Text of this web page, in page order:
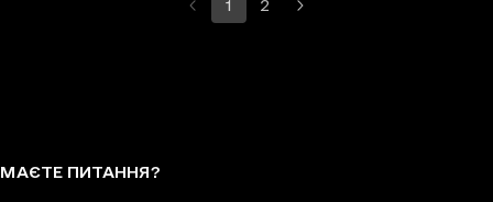
1 2
МАЄТЕ ПИТАННЯ?